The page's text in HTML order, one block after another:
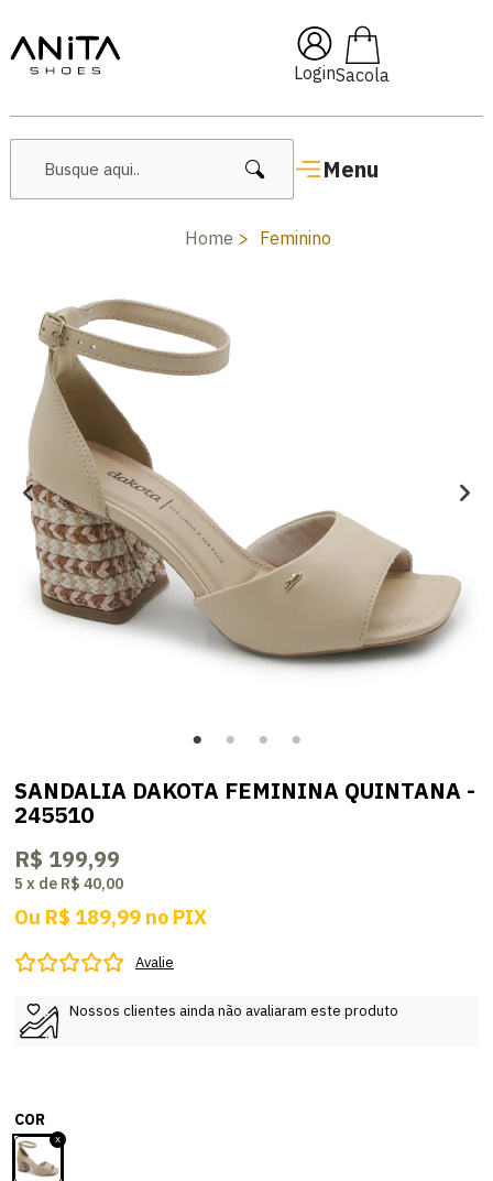
Login
Menu
🔥 Lançamentos Femininos
Home Feminino
SANDALIA DAKOTA FEMININA QUINTANA -
245510
R$ 199,99
5 x de R$ 40,00
Ou R$ 189,99 no PIX
Avalie
Nossos clientes ainda não avaliaram este produto
COR